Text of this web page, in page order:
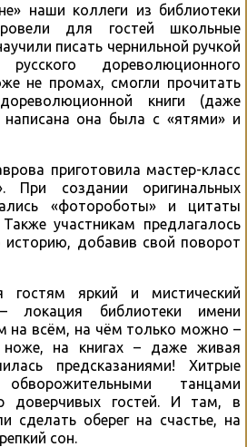
наши коллеги из библиотеки
для гостей школьные
писать чернильной ручкой
дореволюционного
не промах, смогли прочитать
книги (даже
она была с «ятями» и
приготовила мастер-класс
При создании оригинальных
«фотороботы» и цитаты
участникам предлагалось
историю, добавив свой поворот
гостям яркий и мистический
локация библиотеки имени
на всём, на чём только можно –
на книгах – даже живая
предсказаниями! Хитрые
танцами
доверчивых гостей. И там, в
сделать оберег на счастье, на
сон.